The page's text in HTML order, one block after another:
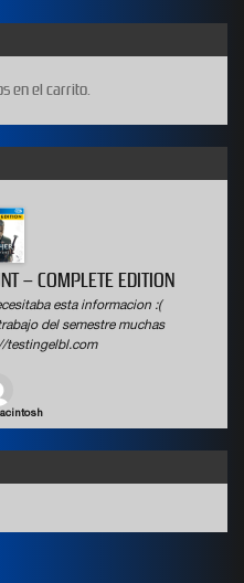
en el carrito.
DELUXE EDITION
necesitaba esta informacion :(
el trabajo del semestre muchas
https://testingelbl.com
Wyatt Boulware